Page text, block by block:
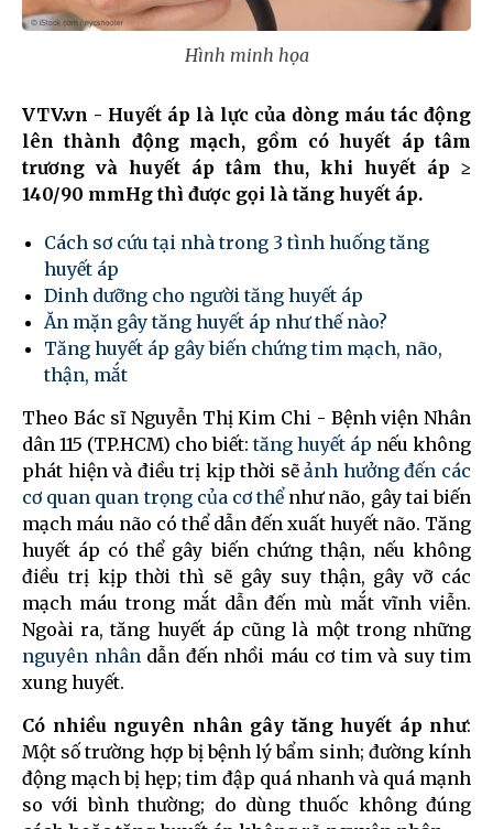
Hình minh họa
VTV.vn - Huyết áp là lực của dòng máu tác động
lên thành động mạch, gồm có huyết áp tâm
trương và huyết áp tâm thu, khi huyết áp ≥
140/90 mmHg thì được gọi là tăng huyết áp.
Cách sơ cứu tại nhà trong 3 tình huống tăng
huyết áp
Dinh dưỡng cho người tăng huyết áp
Ăn mặn gây tăng huyết áp như thế nào?
Tăng huyết áp gây biến chứng tim mạch, não,
thận, mắt
Theo Bác sĩ Nguyễn Thị Kim Chi - Bệnh viện Nhân
dân 115 (TP.HCM) cho biết:tăng huyết áp nếu không
phát hiện và điều trị kịp thời sẽảnh hưởng đến các
cơ quan quan trọng của cơ thểnhư não, gây tai biến
mạch máu não có thể dẫn đến xuất huyết não. Tăng
huyết áp có thể gây biến chứng thận, nếu không
điều trị kịp thời thì sẽ gây suy thận, gây vỡ các
mạch máu trong mắt dẫn đến mù mắt vĩnh viễn.
Ngoài ra, tăng huyết áp cũng là một trong những
nguyên nhân dẫn đến nhồi máu cơ tim và suy tim
xung huyết.
Có nhiều nguyên nhân gây tăng huyết áp như:
Một số trường hợp bị bệnh lý bẩm sinh; đường kính
động mạch bị hẹp; tim đập quá nhanh và quá mạnh
so với bình thường; do dùng thuốc không đúng